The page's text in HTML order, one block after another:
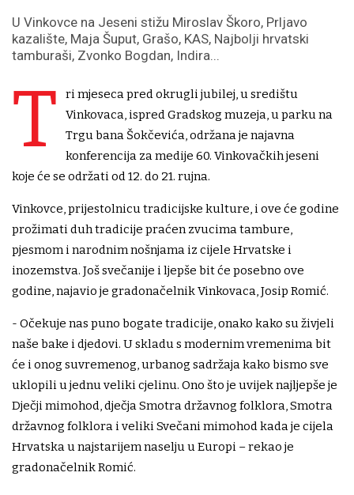
U Vinkovce na Jeseni stižu Miroslav Škoro, Prljavo
kazalište, Maja Šuput, Grašo, KAS, Najbolji hrvatski
tamburaši, Zvonko Bogdan, Indira...
T
ri mjeseca pred okrugli jubilej, u središtu
Vinkovaca, ispred Gradskog muzeja, u parku na
Trgu bana Šokčevića, održana je najavna
konferencija za medije 60. Vinkovačkih jeseni
koje će se održati od 12. do 21. rujna.
Vinkovce, prijestolnicu tradicijske kulture, i ove će godine
prožimati duh tradicije praćen zvucima tambure,
pjesmom i narodnim nošnjama iz cijele Hrvatske i
inozemstva. Još svečanije i ljepše bit će posebno ove
godine, najavio je gradonačelnik Vinkovaca, Josip Romić.
- Očekuje nas puno bogate tradicije, onako kako su živjeli
naše bake i djedovi. U skladu s modernim vremenima bit
će i onog suvremenog, urbanog sadržaja kako bismo sve
uklopili u jednu veliki cjelinu. Ono što je uvijek najljepše je
Dječji mimohod, dječja Smotra državnog folklora, Smotra
državnog folklora i veliki Svečani mimohod kada je cijela
Hrvatska u najstarijem naselju u Europi – rekao je
gradonačelnik Romić.